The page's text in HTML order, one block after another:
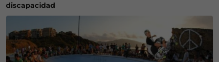
discapacidad